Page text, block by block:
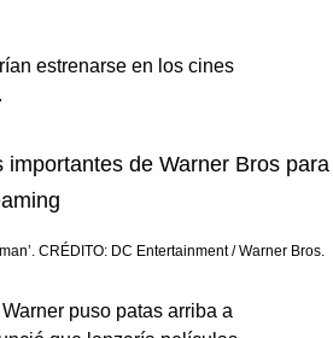
estrenarse en los cines
.
CRÉDITO: DC Entertainment / Warner Bros.
Warner puso patas arriba a